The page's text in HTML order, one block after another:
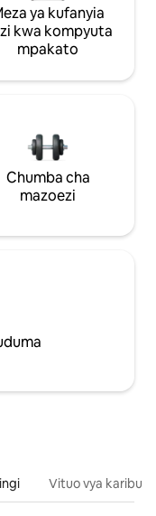
ya kufanyia
kwa kompyuta
mpakato
Chumba cha
mazoezi
Vituo vya karibu